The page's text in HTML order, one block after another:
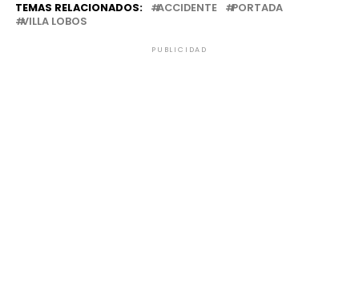
TEMAS RELACIONADOS: ACCIDENTE
PORTADA
VILLA LOBOS
PUBLICIDAD